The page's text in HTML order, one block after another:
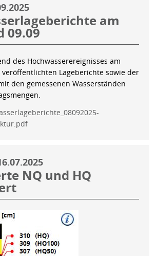
am
09.09
des Hochwasserereignisses am
veröffentlichten Lageberichte sowie der
den gemessenen Wasserständen
NQ und HQ